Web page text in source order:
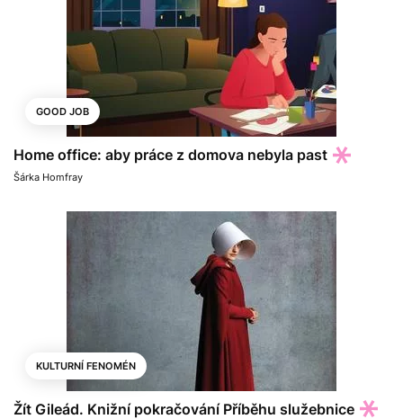
GOOD JOB
Home office: aby práce z domova nebyla past
Šárka Homfray
KULTURNÍ FENOMÉN
Žít Gileád. Knižní pokračování Příběhu služebnice